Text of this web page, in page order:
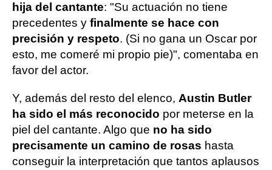
hija del cantante: "Su actuación no tiene
precedentes y finalmente se hace con
precisión y respeto. (Si no gana un Oscar por
esto, me comeré mi propio pie)", comentaba en
favor del actor.
Y, además del resto del elenco, Austin Butler
ha sido el más reconocido por meterse en la
piel del cantante. Algo que no ha sido
precisamente un camino de rosas hasta
conseguir la interpretación que tantos aplausos